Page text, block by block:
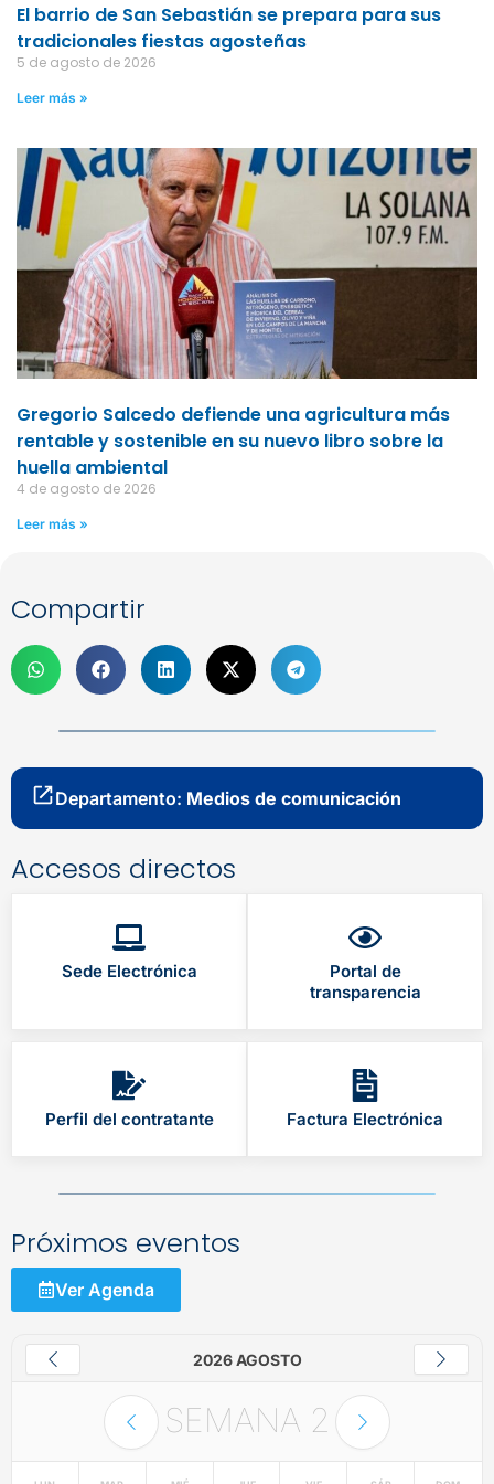
El barrio de San Sebastián se prepara para sus
tradicionales fiestas agosteñas
5 de agosto de 2026
Leer más »
Gregorio Salcedo defiende una agricultura más
rentable y sostenible en su nuevo libro sobre la
huella ambiental
4 de agosto de 2026
Leer más »
Compartir
Departamento: Medios de comunicación
Accesos directos
Sede Electrónica
Portal de
transparencia
Perfil del contratante Factura Electrónica
Próximos eventos
Ver Agenda
2026 AGOSTO
SEMANA 2